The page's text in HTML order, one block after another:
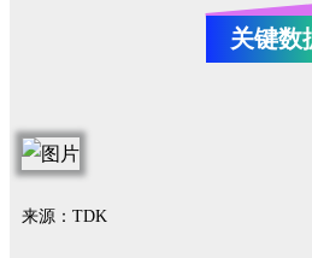
关键数
来源：TDK